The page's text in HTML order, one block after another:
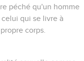
péché qu'un homme
qui se livre à
corps.